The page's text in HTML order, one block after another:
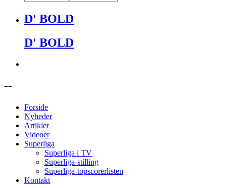
D' BOLD
D' BOLD
--
Forside
Nyheder
Artikler
Videoer
Superliga
Superliga i TV
Superliga-stilling
Superliga-topscorerlisten
Kontakt